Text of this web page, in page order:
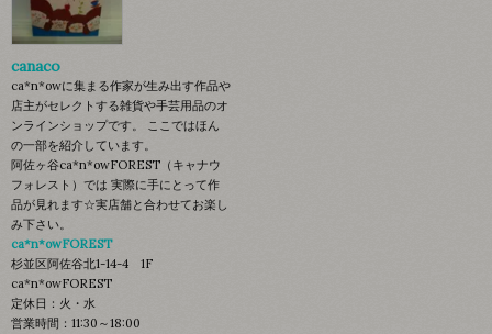
canaco
ca*n*owに集まる作家が生み出す作品や
店主がセレクトする雑貨や手芸用品のオ
ンラインショップです。 ここではほん
の一部を紹介しています。
阿佐ヶ谷ca*n*owFOREST（キャナウ
フォレスト）では 実際に手にとって作
品が見れます☆実店舗と合わせてお楽し
み下さい。
ca*n*owFOREST
杉並区阿佐谷北1-14-4 1F
ca*n*owFOREST
定休日：火・水
営業時間：11:30～18:00